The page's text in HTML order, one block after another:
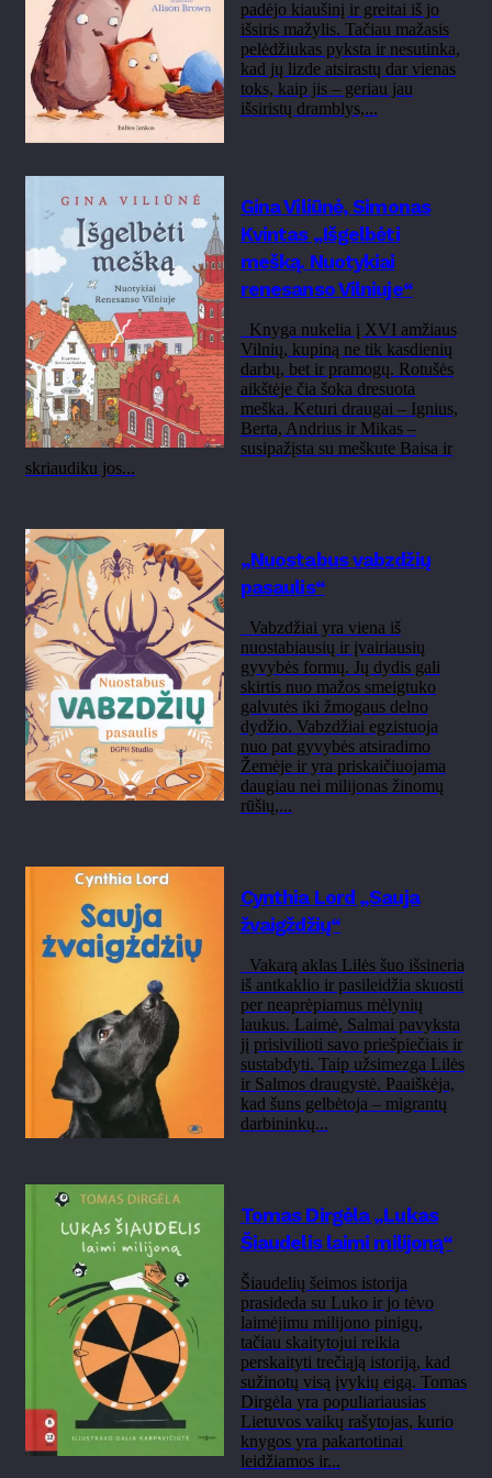
padėjo kiaušinį ir greitai iš jo
išsiris mažylis. Tačiau mažasis
pelėdžiukas pyksta ir nesutinka,
kad jų lizde atsirastų dar vienas
toks, kaip jis – geriau jau
išsiristų dramblys,...
Gina Viliūnė, Simonas
Kvintas „Išgelbėti
mešką. Nuotykiai
renesanso Vilniuje“
Knyga nukelia į XVI amžiaus
Vilnių, kupiną ne tik kasdienių
darbų, bet ir pramogų. Rotušės
aikštėje čia šoka dresuota
meška. Keturi draugai – Ignius,
Berta, Andrius ir Mikas –
susipažįsta su meškute Baisa ir
skriaudiku jos...
„Nuostabus vabzdžių
pasaulis“
Vabzdžiai yra viena iš
nuostabiausių ir įvairiausių
gyvybės formų. Jų dydis gali
skirtis nuo mažos smeigtuko
galvutės iki žmogaus delno
dydžio. Vabzdžiai egzistuoja
nuo pat gyvybės atsiradimo
Žemėje ir yra priskaičiuojama
daugiau nei milijonas žinomų
rūšių,...
Cynthia Lord „Sauja
žvaigždžių“
Vakarą aklas Lilės šuo išsineria
iš antkaklio ir pasileidžia skuosti
per neaprėpiamus mėlynių
laukus. Laimė, Salmai pavyksta
jį prisivilioti savo priešpiečiais ir
sustabdyti. Taip užsimezga Lilės
ir Salmos draugystė. Paaiškėja,
kad šuns gelbėtoja – migrantų
darbininkų...
Tomas Dirgėla „Lukas
Šiaudelis laimi milijoną“
Šiaudelių šeimos istorija
prasideda su Luko ir jo tėvo
laimėjimu milijono pinigų,
tačiau skaitytojui reikia
perskaityti trečiąją istoriją, kad
sužinotų visą įvykių eigą. Tomas
Dirgėla yra populiariausias
Lietuvos vaikų rašytojas, kurio
knygos yra pakartotinai
leidžiamos ir...